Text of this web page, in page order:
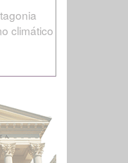
climático